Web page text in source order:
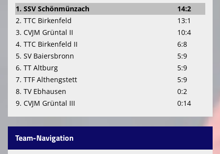
1. SSV Schönmünzach
14:2
2. TTC Birkenfeld
13:1
3. CVJM Grüntal II
10:4
4. TTC Birkenfeld II
6:8
5. SV Baiersbronn
5:9
6. TT Altburg
5:9
7. TTF Althengstett
5:9
8. TV Ebhausen
0:2
9. CVJM Grüntal III
0:14
Team-Navigation